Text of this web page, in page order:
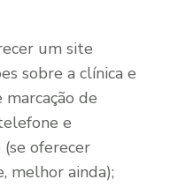
um site
sobre a clínica e
marcação de
e
oferecer
melhor ainda);